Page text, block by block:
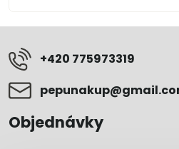
+420 775973319
Objednávky